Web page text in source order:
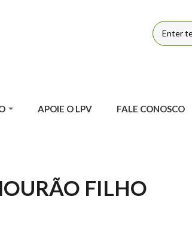
APOIE O LPV FALE CONOSCO
FILHO